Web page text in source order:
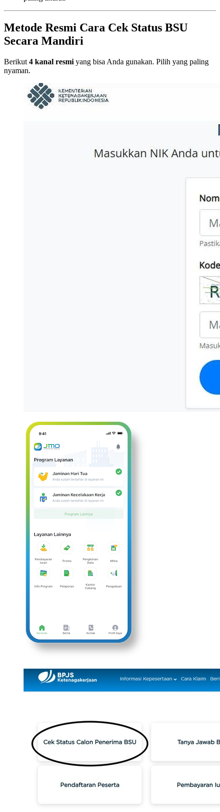
Metode Resmi Cara Cek Status BSU
Secara Mandiri
Berikut 4 kanal resmi yang bisa Anda gunakan. Pilih yang paling
nyaman.